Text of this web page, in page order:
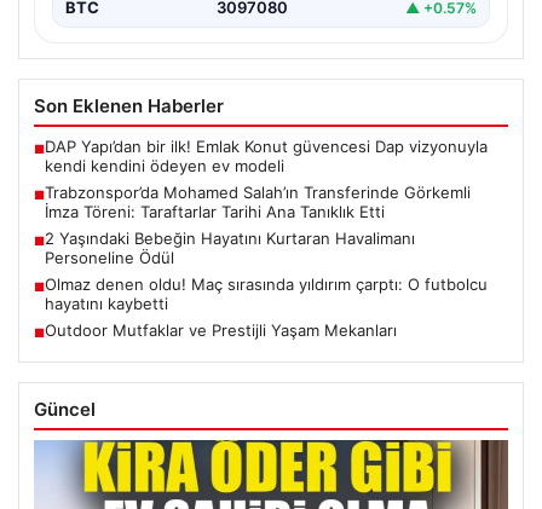
BTC 3097080 ▲ +0.57%
Son Eklenen Haberler
■DAP Yapı’dan bir ilk! Emlak Konut güvencesi Dap vizyonuyla
kendi kendini ödeyen ev modeli
■Trabzonspor’da Mohamed Salah’ın Transferinde Görkemli
İmza Töreni: Taraftarlar Tarihi Ana Tanıklık Etti
■2 Yaşındaki Bebeğin Hayatını Kurtaran Havalimanı
Personeline Ödül
■Olmaz denen oldu! Maç sırasında yıldırım çarptı: O futbolcu
hayatını kaybetti
■Outdoor Mutfaklar ve Prestijli Yaşam Mekanları
Güncel